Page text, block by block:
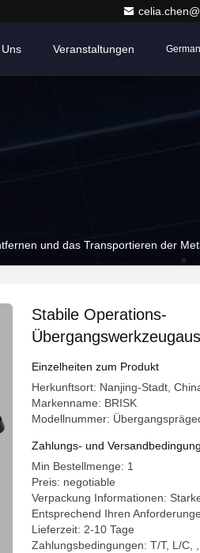
Veranstaltungen German
und das Transportieren der
Stabile Operations-
Entfernen und das
hält
Einzelheiten zum Produkt
Herkunftsort: Nanjing-Stadt,
Markenname: BRISK
Modellnummer:
Zahlungs- und
Min Bestellmenge: 1
Preis: negotiable
Verpackung Informationen:
Entsprechend Ihren
Lieferzeit: 2-10 Tage
Zahlungsbedingungen: T/T, L/C,